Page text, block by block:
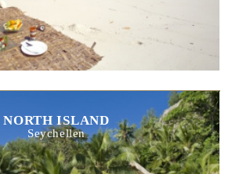
NORTH ISLAND
Seychellen